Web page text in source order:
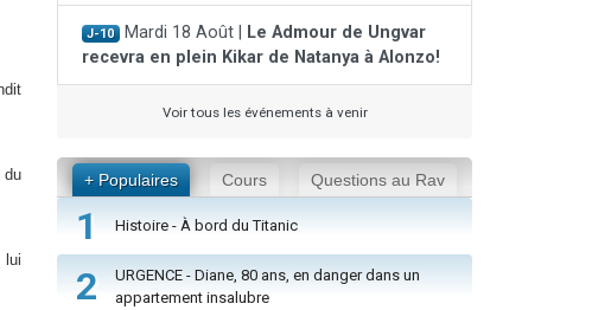
du
lui
J-10 Mardi 18 Août |
Le Admour de Ungvar
recevra en plein Kikar de Natanya à Alonzo!
Voir tous les événements à venir
+ Populaires Cours Questions au Rav
1 Histoire - À bord du Titanic
2
URGENCE - Diane, 80 ans, en danger dans un
appartement insalubre